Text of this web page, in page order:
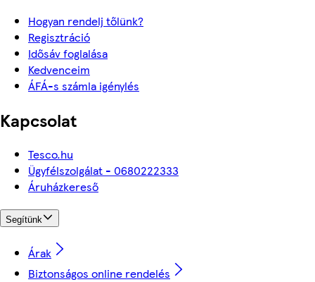
Hogyan rendelj tőlünk?
Regisztráció
Idősáv foglalása
Kedvenceim
ÁFÁ-s számla igénylés
Kapcsolat
Tesco.hu
Ügyfélszolgálat - 0680222333
Áruházkereső
Segítünk
Árak
Biztonságos online rendelés